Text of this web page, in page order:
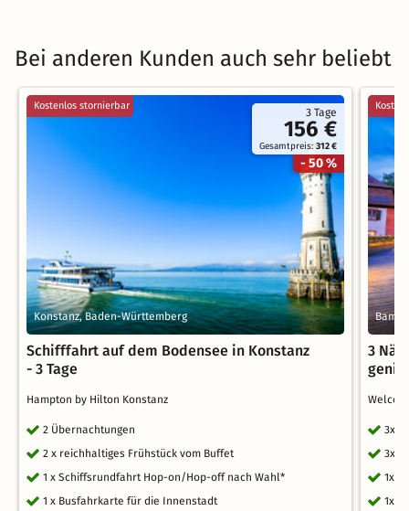
Bei anderen Kunden auch sehr beliebt
3 Tage
156 €
Gesamtpreis:312 €
- 50 %
Kostenlos stornierbar
Konstanz, Baden-Württemberg
Schifffahrt auf dem Bodensee in Konstanz
- 3 Tage
Hampton by Hilton Konstanz
2 Übernachtungen
2 x reichhaltiges Frühstück vom Buffet
1 x Schiffsrundfahrt Hop-on/Hop-off nach Wahl*
1 x Busfahrkarte für die Innenstadt
3
3x
3x
1x
1x